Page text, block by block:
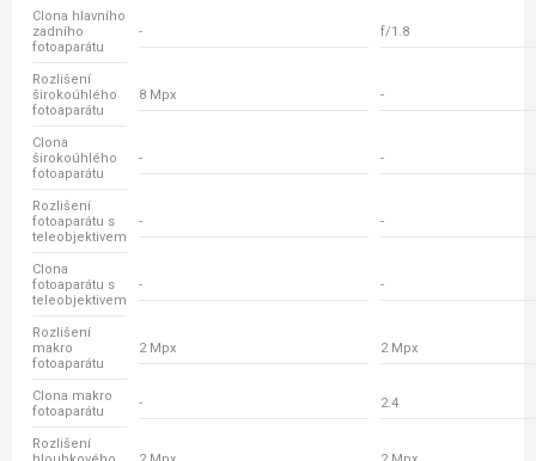
Clona hlavního
zadního
fotoaparátu
- f/1.8
Rozlišení
širokoúhlého
fotoaparátu
8 Mpx -
Clona
širokoúhlého
fotoaparátu
- -
Rozlišení
fotoaparátu s
teleobjektivem
- -
Clona
fotoaparátu s
teleobjektivem
- -
Rozlišení
makro
fotoaparátu
2 Mpx 2 Mpx
Clona makro
fotoaparátu
- 2.4
Rozlišení